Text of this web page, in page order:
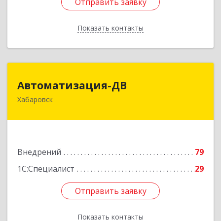
Показать контакты
Назад
Автоматизация-ДВ
Хабаровск
Внедрений
79
1С:Специалист
29
Отправить заявку
Показать контакты
680013, Хабаровский край, Хабаровск г,
Отправить заявку
Назад